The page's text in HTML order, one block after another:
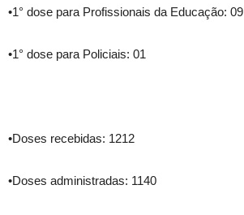
•1° dose para Profissionais da Educação: 09
•1° dose para Policiais: 01
•Doses recebidas: 1212
•Doses administradas: 1140